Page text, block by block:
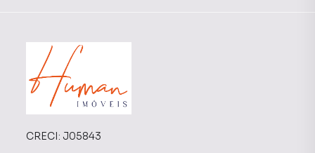
CRECI: J05843